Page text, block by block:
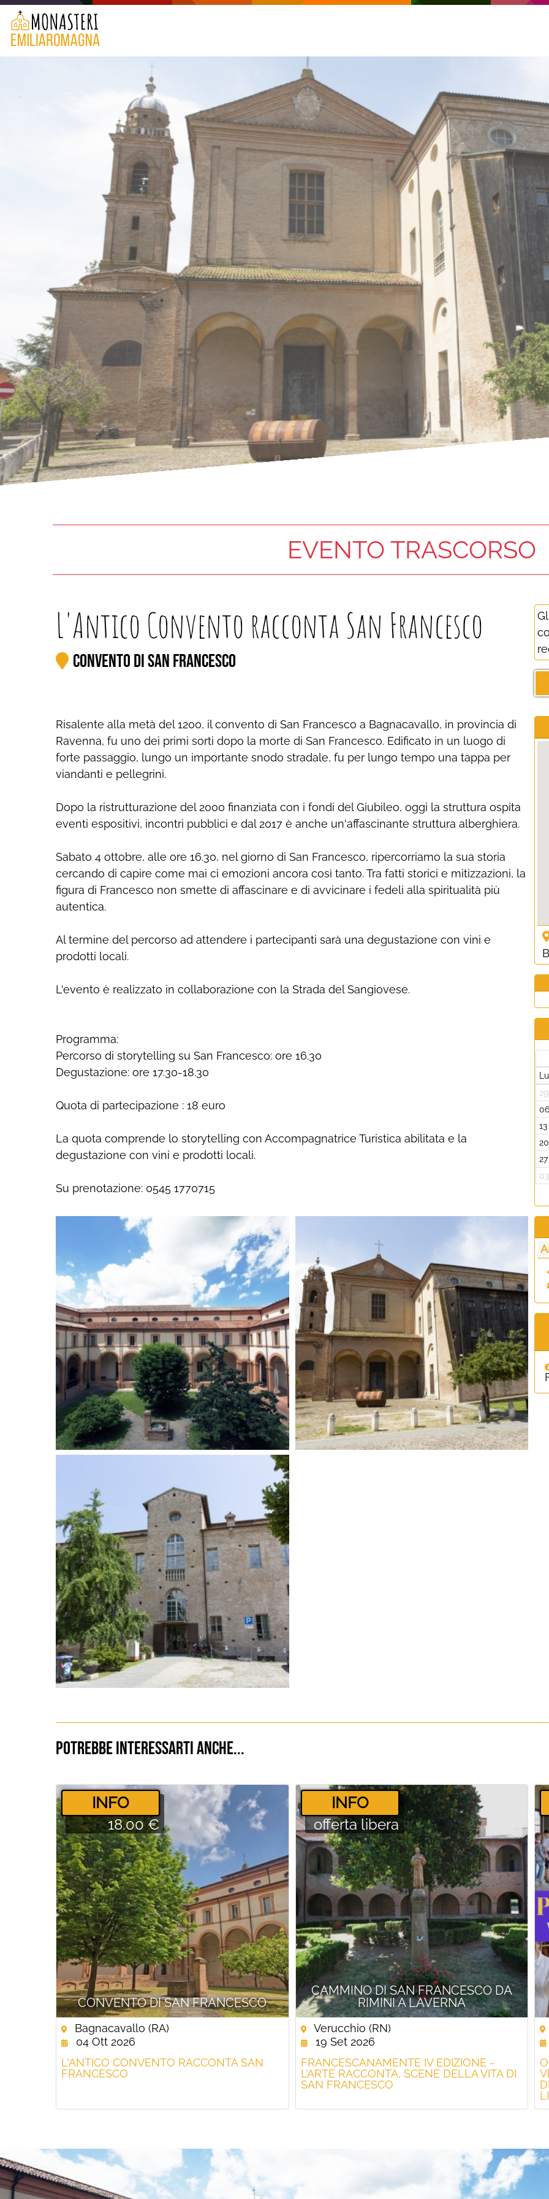
EVENTO TRASCORSO
L'Antico Convento racconta San Francesco
Convento di San Francesco
Risalente alla metà del 1200, il convento di San Francesco a Bagnacavallo, in provincia di
Ravenna, fu uno dei primi sorti dopo la morte di San Francesco. Edificato in un luogo di
forte passaggio, lungo un importante snodo stradale, fu per lungo tempo una tappa per
viandanti e pellegrini.
Dopo la ristrutturazione del 2000 finanziata con i fondi del Giubileo, oggi la struttura ospita
eventi espositivi, incontri pubblici e dal 2017 è anche un'affascinante struttura alberghiera.
Sabato 4 ottobre, alle ore 16.30, nel giorno di San Francesco, ripercorriamo la sua storia
cercando di capire come mai ci emozioni ancora così tanto. Tra fatti storici e mitizzazioni, la
figura di Francesco non smette di affascinare e di avvicinare i fedeli alla spiritualità più
autentica.
Al termine del percorso ad attendere i partecipanti sarà una degustazione con vini e
prodotti locali.
L'evento è realizzato in collaborazione con la Strada del Sangiovese.
Programma:
Percorso di storytelling su San Francesco: ore 16.30
Degustazione: ore 17.30-18.30
Quota di partecipazione : 18 euro
La quota comprende lo storytelling con Accompagnatrice Turistica abilitata e la
degustazione con vini e prodotti locali.
Su prenotazione: 0545 1770715
29
06
13
20
27
03
Potrebbe interessarti anche...
CONVENTO DI SAN FRANCESCO
­INFO
18.00 €
Bagnacavallo (RA)
04 Ott 2026
L'ANTICO CONVENTO RACCONTA SAN
FRANCESCO
CAMMINO DI SAN FRANCESCO DA
RIMINI A LAVERNA
­INFO
offerta libera
Verucchio (RN)
19 Set 2026
FRANCESCANAMENTE IV EDIZIONE -
L’ARTE RACCONTA, SCENE DELLA VITA DI
SAN FRANCESCO